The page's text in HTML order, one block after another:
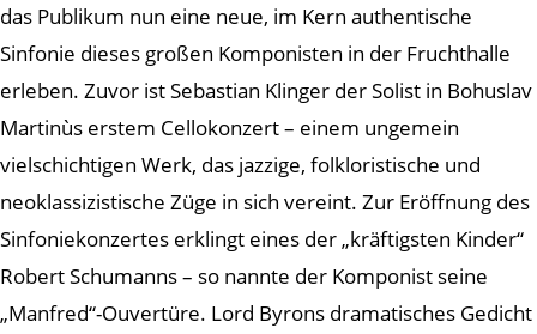
das Publikum nun eine neue, im Kern authentische
Sinfonie dieses großen Komponisten in der Fruchthalle
erleben. Zuvor ist Sebastian Klinger der Solist in Bohuslav
Martinùs erstem Cellokonzert – einem ungemein
vielschichtigen Werk, das jazzige, folkloristische und
neoklassizistische Züge in sich vereint. Zur Eröffnung des
Sinfoniekonzertes erklingt eines der „kräftigsten Kinder“
Robert Schumanns – so nannte der Komponist seine
„Manfred“-Ouvertüre. Lord Byrons dramatisches Gedicht